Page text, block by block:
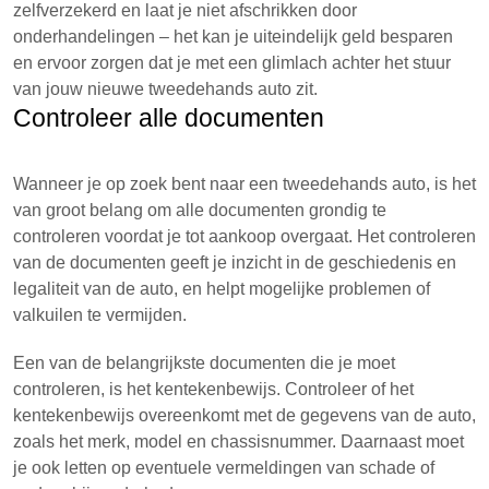
zelfverzekerd en laat je niet afschrikken door
onderhandelingen – het kan je uiteindelijk geld besparen
en ervoor zorgen dat je met een glimlach achter het stuur
van jouw nieuwe tweedehands auto zit.
Controleer alle documenten
Wanneer je op zoek bent naar een tweedehands auto, is het
van groot belang om alle documenten grondig te
controleren voordat je tot aankoop overgaat. Het controleren
van de documenten geeft je inzicht in de geschiedenis en
legaliteit van de auto, en helpt mogelijke problemen of
valkuilen te vermijden.
Een van de belangrijkste documenten die je moet
controleren, is het kentekenbewijs. Controleer of het
kentekenbewijs overeenkomt met de gegevens van de auto,
zoals het merk, model en chassisnummer. Daarnaast moet
je ook letten op eventuele vermeldingen van schade of